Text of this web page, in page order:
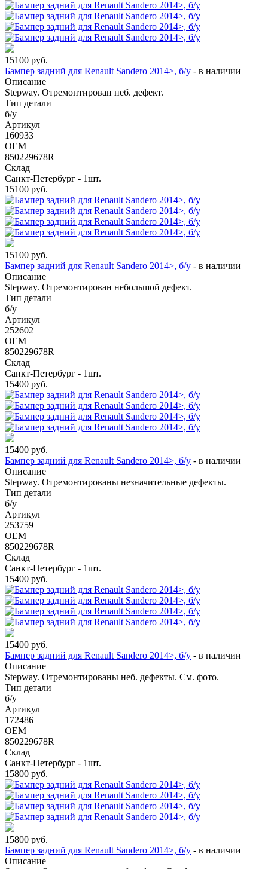
15100 руб.
Бампер задний для Renault Sandero 2014>, б/у - в наличии
Описание
Stepway. Отремонтирован неб. дефект.
Тип детали
б/у
Артикул
160933
OEM
850229678R
Склад
Санкт-Петербург - 1шт.
15100 руб.
15100 руб.
Бампер задний для Renault Sandero 2014>, б/у - в наличии
Описание
Stepway. Отремонтирован небольшой дефект.
Тип детали
б/у
Артикул
252602
OEM
850229678R
Склад
Санкт-Петербург - 1шт.
15400 руб.
15400 руб.
Бампер задний для Renault Sandero 2014>, б/у - в наличии
Описание
Stepway. Отремонтированы незначительные дефекты.
Тип детали
б/у
Артикул
253759
OEM
850229678R
Склад
Санкт-Петербург - 1шт.
15400 руб.
15400 руб.
Бампер задний для Renault Sandero 2014>, б/у - в наличии
Описание
Stepway. Отремонтированы неб. дефекты. См. фото.
Тип детали
б/у
Артикул
172486
OEM
850229678R
Склад
Санкт-Петербург - 1шт.
15800 руб.
15800 руб.
Бампер задний для Renault Sandero 2014>, б/у - в наличии
Описание